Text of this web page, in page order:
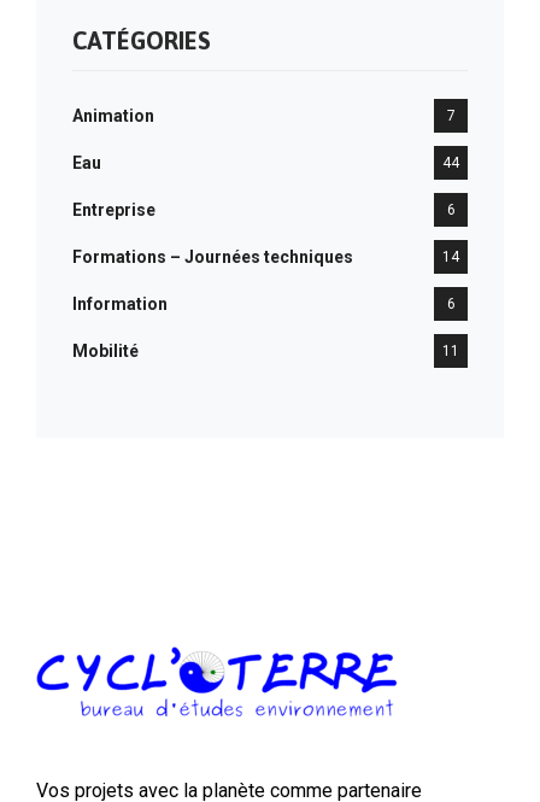
CATÉGORIES
Animation 7
Eau 44
Entreprise 6
Formations – Journées techniques 14
Information 6
Mobilité 11
Vos projets avec la planète comme partenaire